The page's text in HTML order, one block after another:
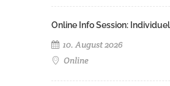
Online Info Session:
10. August 2026
Online